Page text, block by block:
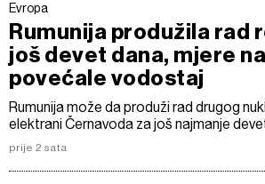
Evropa
Rumunija produžila rad
još devet dana, mjere
povećale vodostaj
Rumunija može da produži rad drugog
elektrani Černavoda za još najmanje
prije 2 sata